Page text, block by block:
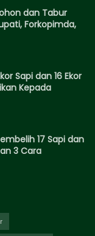
dan Tabur
Forkopimda,
Sapi dan 16 Ekor
Kepada
17 Sapi dan
3 Cara